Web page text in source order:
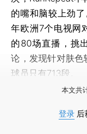
的嘴和脑较上劲
年欧洲7个电视网
的80场直播，挑
论，发现针对肤色
球员只有713段。
本文共
登录 后